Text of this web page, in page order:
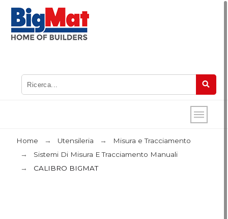
Home Utensileria
Misura e Tracciamento
Sistemi Di Misura E Tracciamento Manuali
CALIBRO BIGMAT